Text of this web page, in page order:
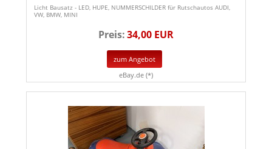
Licht Bausatz - LED, HUPE, NUMMERSCHILDER für Rutschautos AUDI,
VW, BMW, MINI
Preis:34,00 EUR
zum Angebot
eBay.de (*)